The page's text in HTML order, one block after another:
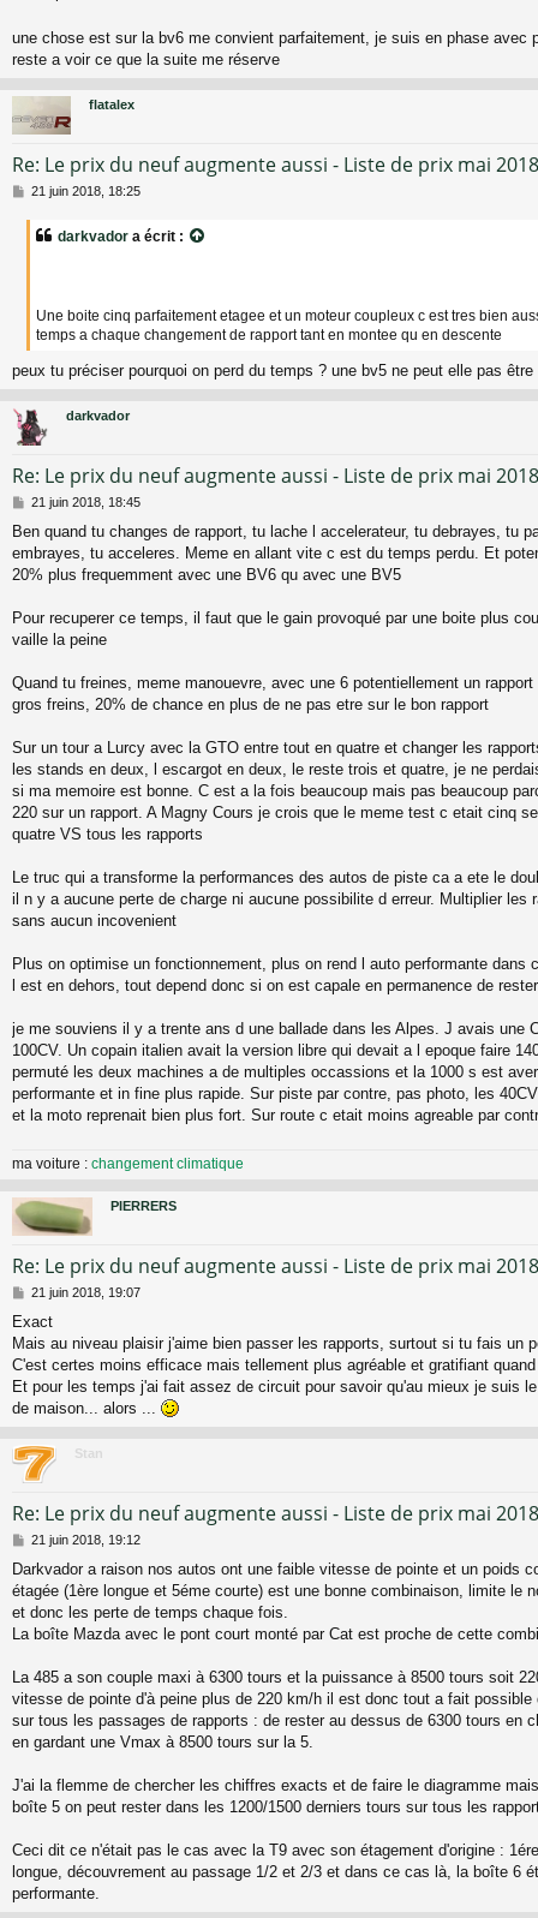
a
e
une chose est sur la bv6 me convient parfaitement, je suis en phase avec
reste a voir ce que la suite me réserve
flatalex
Re: Le prix du neuf augmente aussi - Liste de prix mai 2018
M
21 juin 2018, 18:25
darkvador a écrit :
Une boite cinq parfaitement etagee et un moteur coupleux c est tres bien
temps a chaque changement de rapport tant en montee qu en descente
peux tu préciser pourquoi on perd du temps ? une bv5 ne peut elle pas être
darkvador
Re: Le prix du neuf augmente aussi - Liste de prix mai 2018
M
s
s
a
21 juin 2018, 18:45
Ben quand tu changes de rapport, tu lache l accelerateur, tu debrayes, tu
embrayes, tu acceleres. Meme en allant vite c est du temps perdu. Et
20% plus frequemment avec une BV6 qu avec une BV5
Pour recuperer ce temps, il faut que le gain provoqué par une boite plus
vaille la peine
Quand tu freines, meme manouevre, avec une 6 potentiellement un
gros freins, 20% de chance en plus de ne pas etre sur le bon rapport
Sur un tour a Lurcy avec la GTO entre tout en quatre et changer les
les stands en deux, l escargot en deux, le reste trois et quatre, je ne
si ma memoire est bonne. C est a la fois beaucoup mais pas beaucoup
220 sur un rapport. A Magny Cours je crois que le meme test c etait cinq
quatre VS tous les rapports
Le truc qui a transforme la performances des autos de piste ca a ete le
il n y a aucune perte de charge ni aucune possibilite d erreur. Multiplier les
sans aucun incovenient
Plus on optimise un fonctionnement, plus on rend l auto performante dans
l est en dehors, tout depend donc si on est capale en permanence de
je me souviens il y a trente ans d une ballade dans les Alpes. J avais une
100CV. Un copain italien avait la version libre qui devait a l epoque faire
permuté les deux machines a de multiples occassions et la 1000 s est
performante et in fine plus rapide. Sur piste par contre, pas photo, les
et la moto reprenait bien plus fort. Sur route c etait moins agreable par
ma voiture : changement climatique
PIERRERS
Re: Le prix du neuf augmente aussi - Liste de prix mai 2018
M
s
s
a
g
e
21 juin 2018, 19:07
Exact
Mais au niveau plaisir j'aime bien passer les rapports, surtout si tu fais un
C'est certes moins efficace mais tellement plus agréable et gratifiant
Et pour les temps j'ai fait assez de circuit pour savoir qu'au mieux je suis
de maison... alors ...
Stan
Re: Le prix du neuf augmente aussi - Liste de prix mai 2018
M
s
s
a
g
21 juin 2018, 19:12
Darkvador a raison nos autos ont une faible vitesse de pointe et un poids
étagée (1ère longue et 5éme courte) est une bonne combinaison, limite le
et donc les perte de temps chaque fois.
La boîte Mazda avec le pont court monté par Cat est proche de cette
La 485 a son couple maxi à 6300 tours et la puissance à 8500 tours soit
vitesse de pointe d'à peine plus de 220 km/h il est donc tout a fait possible
sur tous les passages de rapports : de rester au dessus de 6300 tours en
en gardant une Vmax à 8500 tours sur la 5.
J'ai la flemme de chercher les chiffres exacts et de faire le diagramme
boîte 5 on peut rester dans les 1200/1500 derniers tours sur tous les
Ceci dit ce n'était pas le cas avec la T9 avec son étagement d'origine :
longue, découvrement au passage 1/2 et 2/3 et dans ce cas là, la boîte 6
performante.